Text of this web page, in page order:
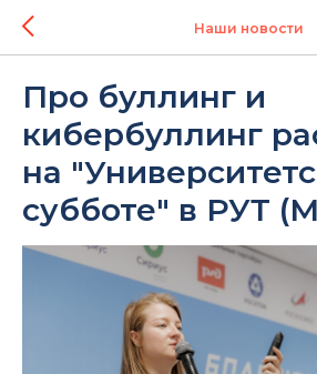
Наши новости
Про буллинг и
кибербуллинг
на
субботе" в РУТ